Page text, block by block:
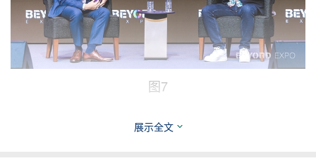
图7
以开幕式为起点，BEYOND Expo 2026也将在5月28
展示全文